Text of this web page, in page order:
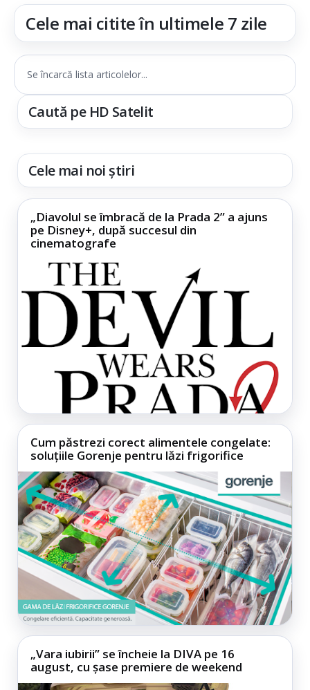
Cele mai citite în ultimele 7 zile
Se încarcă lista articolelor...
Caută pe HD Satelit
Cele mai noi știri
„Diavolul se îmbracă de la Prada 2” a ajuns
pe Disney+, după succesul din
cinematografe
Cum păstrezi corect alimentele congelate:
soluțiile Gorenje pentru lăzi frigorifice
„Vara iubirii” se încheie la DIVA pe 16
august, cu șase premiere de weekend